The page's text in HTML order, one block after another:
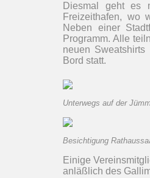
Diesmal geht es
Freizeithafen, wo
Neben einer
Programm. Alle
neuen
Bord statt.
Unterwegs auf der
Besichtigung
Einige
anläßlich des